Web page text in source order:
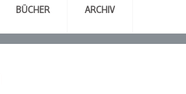
BÜCHER ARCHIV